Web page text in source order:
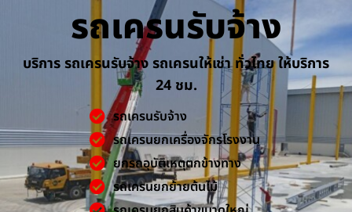
รถเครนรับจ้าง
บริการ รถเครนรับจ้าง รถเครนให้เช่า ทั่วไทย ให้บริการ
24 ชม.
รถเครนรับจ้าง
รถเครนยกเครื่องจักรโรงงาน
ยกรถอุบัติเหตุตกข้างทาง
รถเครนยกย้ายต้นไม้